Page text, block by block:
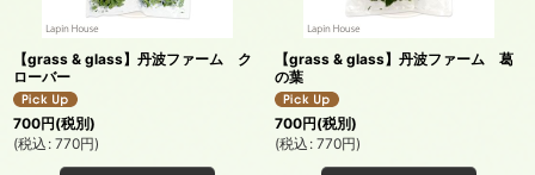
【grass & glass】丹波ファーム ク
ローバー
700円(税別)
(税込 : 770円)
【grass & glass】丹波ファーム 葛
の葉
700円(税別)
(税込 : 770円)